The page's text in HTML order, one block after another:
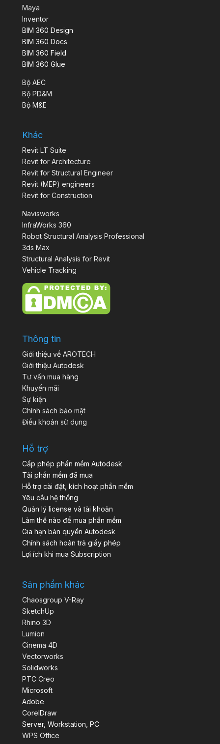
Maya
Inventor
BIM 360 Design
BIM 360 Docs
BIM 360 Field
BIM 360 Glue
Bộ AEC
Bộ PD&M
Bộ M&E
Khác
Revit LT Suite
Revit for Architecture
Revit for Structural Engineer
Revit (MEP) engineers
Revit for Construction
Navisworks
InfraWorks 360
Robot Structural Analysis Professional
3ds Max
Structural Analysis for Revit
Vehicle Tracking
Thông tin
Giới thiệu về AROTECH
Giới thiệu Autodesk
Tư vấn mua hàng
Khuyến mãi
Sự kiện
Chính sách bảo mật
Điều khoản sử dụng
Hỗ trợ
Cấp phép phần mềm Autodesk
Tải phần mềm đã mua
Hỗ trợ cài đặt, kích hoạt phần mềm
Yêu cầu hệ thống
Quản lý license và tài khoản
Làm thế nào để mua phần mềm
Gia hạn bản quyền Autodesk
Chính sách hoàn trả giấy phép
Lợi ích khi mua Subscription
Sản phẩm khác
Chaosgroup V-Ray
SketchUp
Rhino 3D
Lumion
Cinema 4D
Vectorworks
Solidworks
PTC Creo
Microsoft
Adobe
CorelDraw
Server, Workstation, PC
WPS Office